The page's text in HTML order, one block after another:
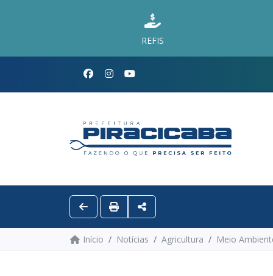
REFIS
Início Notícias Agricultura Meio